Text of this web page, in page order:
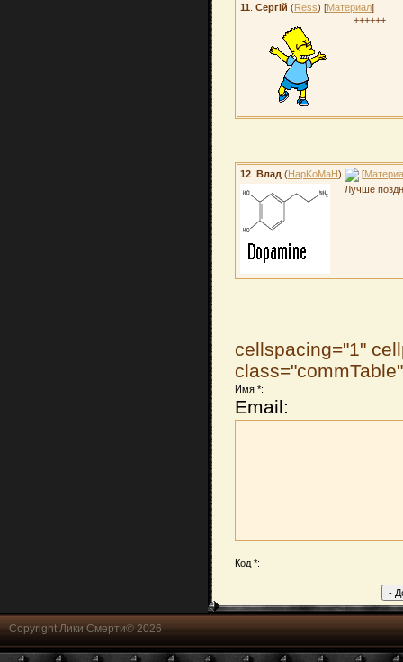
11 Сергій (Ress) [Материал]
++++++
12 Влад (HapKoMaH) [
Лучше
cellspacing="1"
Имя *:
Email:
Код *:
Copyright Лики Смерти© 2026